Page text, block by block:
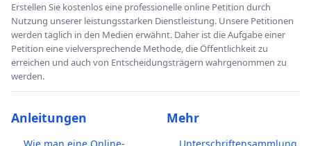
Erstellen Sie kostenlos eine professionelle online Petition durch
Nutzung unserer leistungsstarken Dienstleistung. Unsere Petitionen
werden täglich in den Medien erwähnt. Daher ist die Aufgabe einer
Petition eine vielversprechende Methode, die Öffentlichkeit zu
erreichen und auch von Entscheidungsträgern wahrgenommen zu
werden.
Anleitungen Mehr